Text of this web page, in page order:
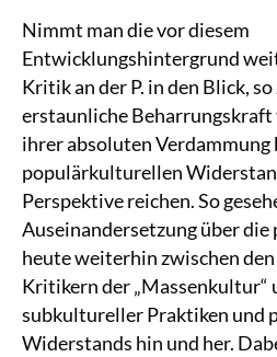
Nimmt man die vor diesem
Entwicklungshintergrund
Kritik an der P. in den Blick,
erstaunliche Beharrungskraft
ihrer absoluten Verdammung
populärkulturellen
Perspektive reichen. So
Auseinandersetzung über
heute weiterhin zwischen
Kritikern der
subkultureller Praktiken und
Widerstands hin und her.